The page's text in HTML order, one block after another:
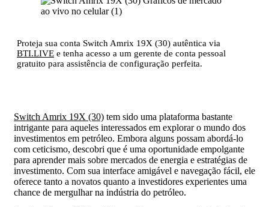
Proteja sua conta Switch Amrix 19X (30) autêntica via
BTI.LIVE e tenha acesso a um gerente de conta pessoal
gratuito para assistência de configuração perfeita.
Switch Amrix 19X (30) tem sido uma plataforma bastante
intrigante para aqueles interessados em explorar o mundo dos
investimentos em petróleo. Embora alguns possam abordá-lo
com ceticismo, descobri que é uma oportunidade empolgante
para aprender mais sobre mercados de energia e estratégias de
investimento. Com sua interface amigável e navegação fácil, ele
oferece tanto a novatos quanto a investidores experientes uma
chance de mergulhar na indústria do petróleo.